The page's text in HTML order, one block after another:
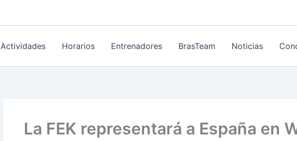
Actividades Horarios Entrenadores BrasTeam Noticias
La FEK representará a España en